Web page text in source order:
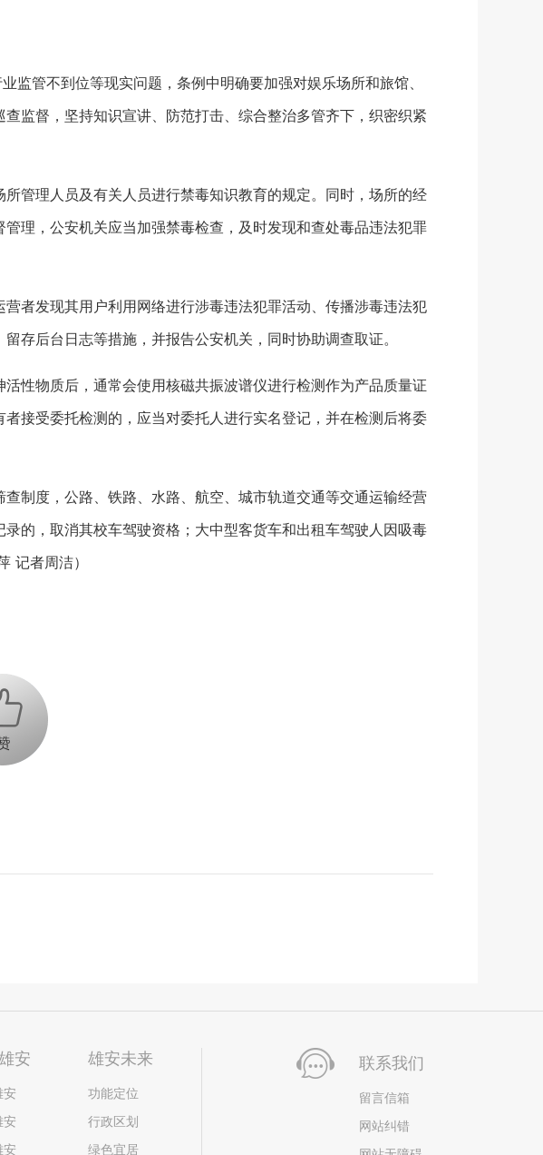
管不到位等现实问题，条例中明确要加强对娱乐场所和旅馆、
监督，坚持知识宣讲、防范打击、综合整治多管齐下，织密织紧
理人员及有关人员进行禁毒知识教育的规定。同时，场所的经
理，公安机关应当加强禁毒检查，及时发现和查处毒品违法犯罪
发现其用户利用网络进行涉毒违法犯罪活动、传播涉毒违法犯
存后台日志等措施，并报告公安机关，同时协助调查取证。
物质后，通常会使用核磁共振波谱仪进行检测作为产品质量证
接受委托检测的，应当对委托人进行实名登记，并在检测后将委
度，公路、铁路、水路、航空、城市轨道交通等交通运输经营
的，取消其校车驾驶资格；大中型客货车和出租车驾驶人因吸毒
记者周洁）
+1
安
安
安
安
雄安未来
功能定位
行政区划
绿色宜居
联系我们
留言信箱
网站纠错